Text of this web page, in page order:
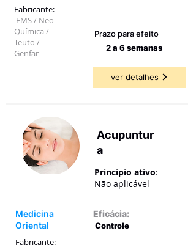
Fabricante:
EMS / Neo
Química /
Teuto /
Genfar
Prazo para efeito
2 a 6 semanas
ver detalhes
Medicina
Oriental
Fabricante:
Acupuntur
a
Principio ativo:
Não aplicável
Eficácia:
Controle